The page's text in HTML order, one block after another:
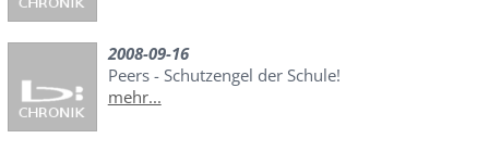
2008-09-16
Peers - Schutzengel der Schule!
mehr...